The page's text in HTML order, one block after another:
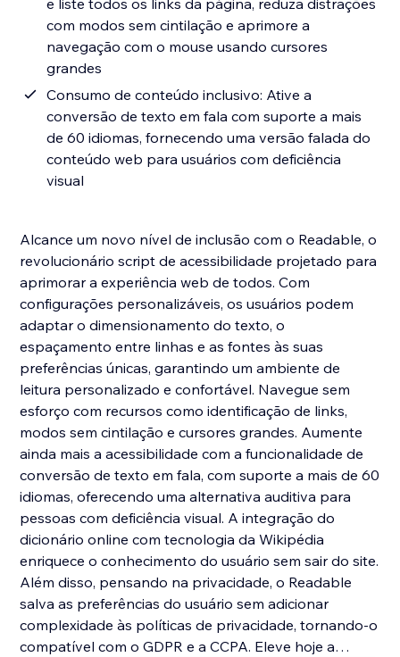
e liste todos os links da página, reduza distrações
com modos sem cintilação e aprimore a
navegação com o mouse usando cursores
grandes
Consumo de conteúdo inclusivo: Ative a
conversão de texto em fala com suporte a mais
de 60 idiomas, fornecendo uma versão falada do
conteúdo web para usuários com deficiência
visual
Alcance um novo nível de inclusão com o Readable, o
revolucionário script de acessibilidade projetado para
aprimorar a experiência web de todos. Com
configurações personalizáveis, os usuários podem
adaptar o dimensionamento do texto, o
espaçamento entre linhas e as fontes às suas
preferências únicas, garantindo um ambiente de
leitura personalizado e confortável. Navegue sem
esforço com recursos como identificação de links,
modos sem cintilação e cursores grandes. Aumente
ainda mais a acessibilidade com a funcionalidade de
conversão de texto em fala, com suporte a mais de 60
idiomas, oferecendo uma alternativa auditiva para
pessoas com deficiência visual. A integração do
dicionário online com tecnologia da Wikipédia
enriquece o conhecimento do usuário sem sair do site.
Além disso, pensando na privacidade, o Readable
salva as preferências do usuário sem adicionar
complexidade às políticas de privacidade, tornando-o
compatível com o GDPR e a CCPA. Eleve hoje a